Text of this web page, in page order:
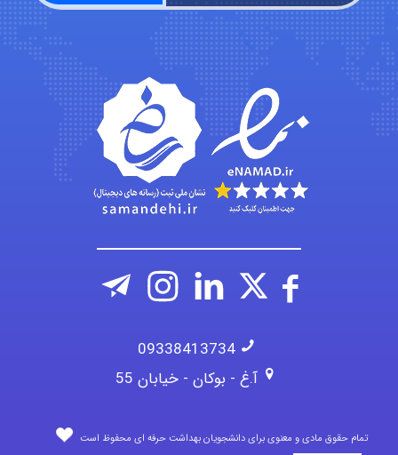
09338413734
آ.غ - بوکان - خیابان 55
تمام حقوق مادی و معنوی برای دانشجویان بهداشت حرفه ای محفوظ است